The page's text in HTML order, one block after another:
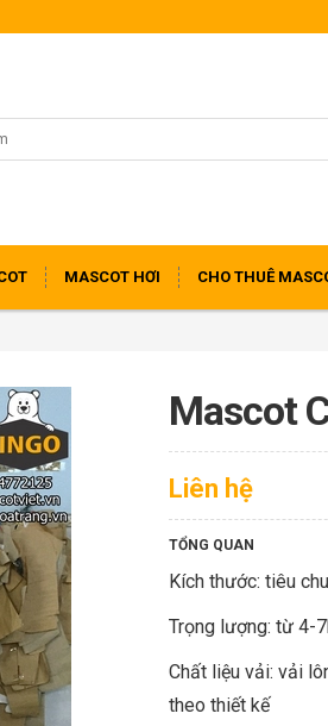
MASCOT HƠI CHO THUÊ
Mascot
Liên hệ
TỔNG QUAN
Kích thước: tiêu
Trọng lượng: từ 4-
Chất liệu vải: vải
theo thiết kế